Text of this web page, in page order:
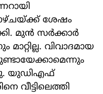
ശേഷം
മുന്‍ സര്‍ക്കാര്‍
മാറ്റില്ല. വിവാദമായ
യുഡിഎഫ്
വീട്ടിലെത്തി